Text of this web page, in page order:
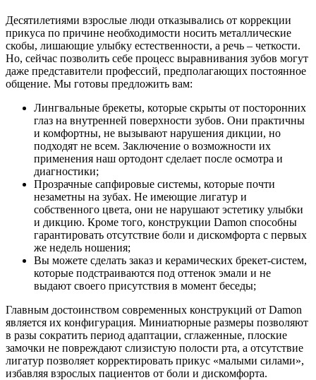
Десятилетиями взрослые люди отказывались от коррекции
прикуса по причине необходимости носить металлические
скобы, лишающие улыбку естественности, а речь – четкости.
Но, сейчас позволить себе процесс выравнивания зубов могут
даже представители профессий, предполагающих постоянное
общение. Мы готовы предложить вам:
Лингвальные брекеты, которые скрыты от посторонних
глаз на внутренней поверхности зубов. Они практичны
и комфортны, не вызывают нарушения дикции, но
подходят не всем. Заключение о возможности их
применения наш ортодонт сделает после осмотра и
диагностики;
Прозрачные сапфировые системы, которые почти
незаметны на зубах. Не имеющие лигатур и
собственного цвета, они не нарушают эстетику улыбки
и дикцию. Кроме того, конструкции Damon способны
гарантировать отсутствие боли и дискомфорта с первых
же недель ношения;
Вы можете сделать заказ и керамических брекет-систем,
которые подстраиваются под оттенок эмали и не
выдают своего присутствия в момент беседы;
Главным достоинством современных конструкций от Damon
является их конфигурация. Миниатюрные размеры позволяют
в разы сократить период адаптации, сглаженные, плоские
замочки не повреждают слизистую полости рта, а отсутствие
лигатур позволяет корректировать прикус «малыми силами»,
избавляя взрослых пациентов от боли и дискомфорта.